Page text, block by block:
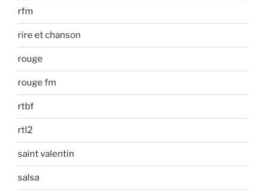
rfm
rire et chanson
rouge
rouge fm
rtbf
rtl2
saint valentin
salsa